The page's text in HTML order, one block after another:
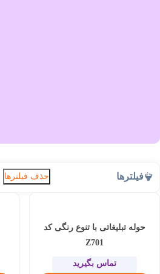
فیلترها حذف فیلترها
حوله تبلیغاتی با تنوع رنگی کد
Z701
تماس بگیرید